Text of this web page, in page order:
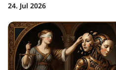
24. Jul 2026